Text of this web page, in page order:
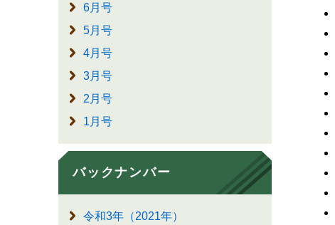
6月号
5月号
4月号
3月号
2月号
1月号
バックナンバー
令和3年（2021年）